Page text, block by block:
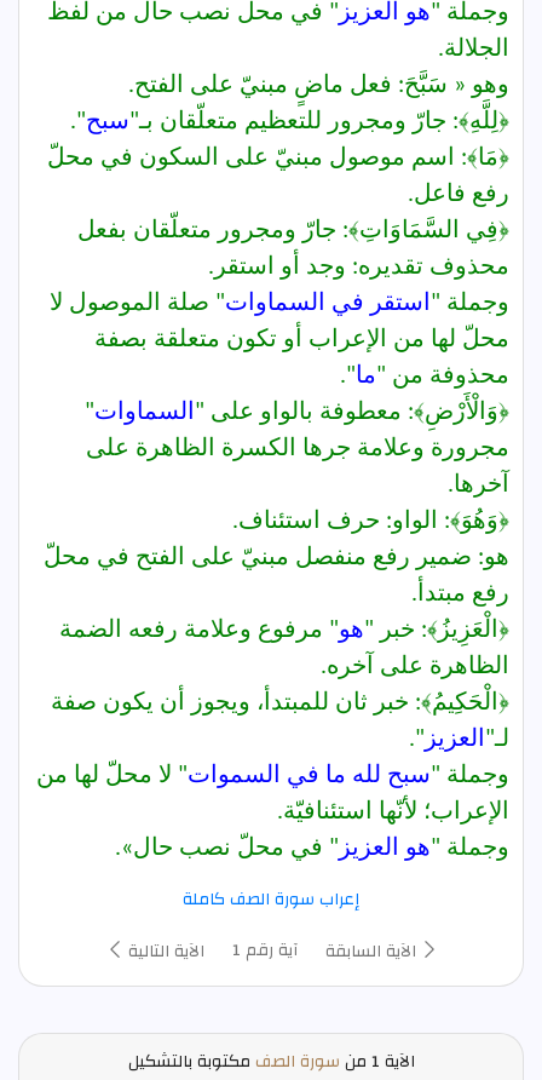
وجملة "هو العزيز " في محل نصب حال من لفظ
الجلالة.
وهو « سَبَّحَ: فعل ماضٍ مبنيّ على الفتح.
﴿لِلَّهِ﴾: جارّ ومجرور للتعظيم متعلّقان بـ"سبح".
﴿مَا﴾: اسم موصول مبنيّ على السكون في محلّ
رفع فاعل.
﴿فِي السَّمَاوَاتِ﴾: جارّ ومجرور متعلّقان بفعل
محذوف تقديره: وجد أو استقر.
وجملة "استقر في السماوات" صلة الموصول لا
محلّ لها من الإعراب أو تكون متعلقة بصفة
محذوفة من "ما".
﴿وَالْأَرْضِ﴾: معطوفة بالواو على "السماوات"
مجرورة وعلامة جرها الكسرة الظاهرة على
آخرها.
﴿وَهُوَ﴾: الواو: حرف استئناف.
هو: ضمير رفع منفصل مبنيّ على الفتح في محلّ
رفع مبتدأ.
﴿الْعَزِيزُ﴾: خبر "هو" مرفوع وعلامة رفعه الضمة
الظاهرة على آخره.
﴿الْحَكِيمُ﴾: خبر ثان للمبتدأ، ويجوز أن يكون صفة
لـ"العزيز ".
وجملة "سبح لله ما في السموات" لا محلّ لها من
الإعراب؛ لأنّها استئنافيّة.
وجملة "هو العزيز " في محلّ نصب حال».
إعراب سورة الصف كاملة
الآية السابقة
آية رقم 1 الآية التالية
الآية سورة الصف مكتوبة بالتشكيل